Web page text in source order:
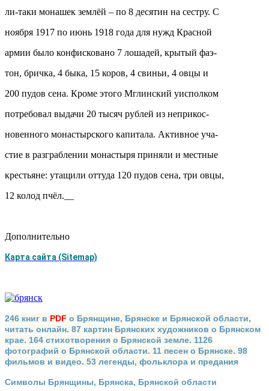
ли-таки монашек землёй – по 8 десятин на сестру. С
ноября 1917 по июнь 1918 года для нужд Красной
армии было конфисковано 7 лошадей, крытый фаэ-
тон, бричка, 4 быка, 15 коров, 4 свиньи, 4 овцы и
200 пудов сена. Кроме этого Мглинский уисполком
потребовал выдачи 20 тысяч рублей из неприкос-
новенного монастырского капитала. Активное уча-
стие в разграблении монастыря приняли и местные
крестьяне: утащили оттуда 120 пудов сена, три овцы,
12 колод пчёл.__
Дополнительно
Карта сайта (Sitemap)
246 книг в PDF о Брянщине, Брянске и Брянской области,
читать онлайн. 87 картин Брянских художников о Брянском
крае. 164 стихотворения о Брянской земле. 1126
фотографий о Брянской области. 11 песен о Брянске. 98
фильмов и видео. 53 легенды, фольклора и предания
Символы Брянщины, Брянска, Брянской области